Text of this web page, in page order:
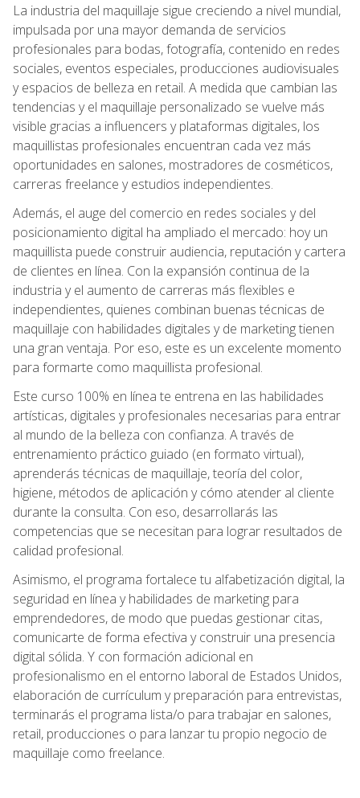
La industria del maquillaje sigue creciendo a nivel mundial,
impulsada por una mayor demanda de servicios
profesionales para bodas, fotografía, contenido en redes
sociales, eventos especiales, producciones audiovisuales
y espacios de belleza en retail. A medida que cambian las
tendencias y el maquillaje personalizado se vuelve más
visible gracias a influencers y plataformas digitales, los
maquillistas profesionales encuentran cada vez más
oportunidades en salones, mostradores de cosméticos,
carreras freelance y estudios independientes.
Además, el auge del comercio en redes sociales y del
posicionamiento digital ha ampliado el mercado: hoy un
maquillista puede construir audiencia, reputación y cartera
de clientes en línea. Con la expansión continua de la
industria y el aumento de carreras más flexibles e
independientes, quienes combinan buenas técnicas de
maquillaje con habilidades digitales y de marketing tienen
una gran ventaja. Por eso, este es un excelente momento
para formarte como maquillista profesional.
Este curso 100% en línea te entrena en las habilidades
artísticas, digitales y profesionales necesarias para entrar
al mundo de la belleza con confianza. A través de
entrenamiento práctico guiado (en formato virtual),
aprenderás técnicas de maquillaje, teoría del color,
higiene, métodos de aplicación y cómo atender al cliente
durante la consulta. Con eso, desarrollarás las
competencias que se necesitan para lograr resultados de
calidad profesional.
Asimismo, el programa fortalece tu alfabetización digital, la
seguridad en línea y habilidades de marketing para
emprendedores, de modo que puedas gestionar citas,
comunicarte de forma efectiva y construir una presencia
digital sólida. Y con formación adicional en
profesionalismo en el entorno laboral de Estados Unidos,
elaboración de currículum y preparación para entrevistas,
terminarás el programa lista/o para trabajar en salones,
retail, producciones o para lanzar tu propio negocio de
maquillaje como freelance.